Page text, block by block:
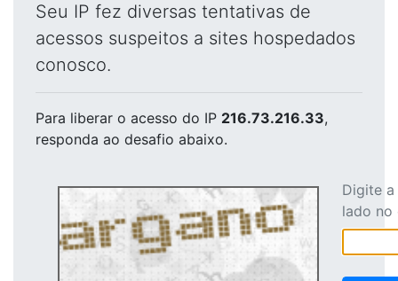
Seu IP fez diversas tentativas de
acessos suspeitos a sites hospedados
conosco.
Para liberar o acesso do IP 216.73.216.33,
responda ao desafio abaixo.
Digite
lado no